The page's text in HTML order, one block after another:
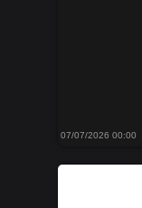
07/07/2026 00:00